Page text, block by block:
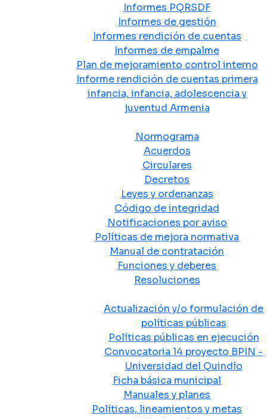
Informes PQRSDF
Informes de gestión
Informes rendición de cuentas
Informes de empalme
Plan de mejoramiento control interno
Informe rendición de cuentas primera
infancia, infancia, adolescencia y
juventud Armenia
Normograma
Acuerdos
Circulares
Decretos
Leyes y ordenanzas
Código de integridad
Notificaciones por aviso
Políticas de mejora normativa
Manual de contratación
Funciones y deberes
Resoluciones
Actualización y/o formulación de
políticas públicas
Políticas públicas en ejecución
Convocatoria 14 proyecto BPIN -
Universidad del Quindío
Ficha básica municipal
Manuales y planes
Políticas, lineamientos y metas